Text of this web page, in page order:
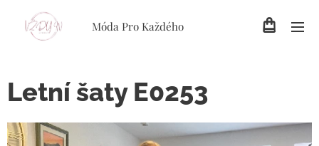
Móda Pro Každého
Letní šaty E0253